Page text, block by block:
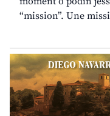
“mission”. Une